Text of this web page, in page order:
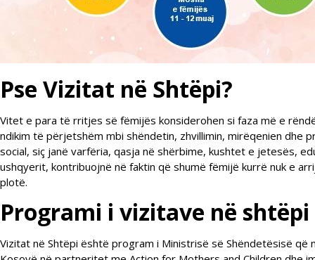
Pse Vizitat në Shtëpi?
Vitet e para të rritjes së fëmijës konsiderohen si faza më e
ndikim të përjetshëm mbi shëndetin, zhvillimin, mirëqenien dhe
social, siç janë varfëria, qasja në shërbime, kushtet e jetesës,
ushqyerit, kontribuojnë në faktin që shumë fëmijë kurrë nuk e
plotë.
Programi i vizitave në shtëpi
Vizitat në Shtëpi është program i Ministrisë së Shëndetësisë që